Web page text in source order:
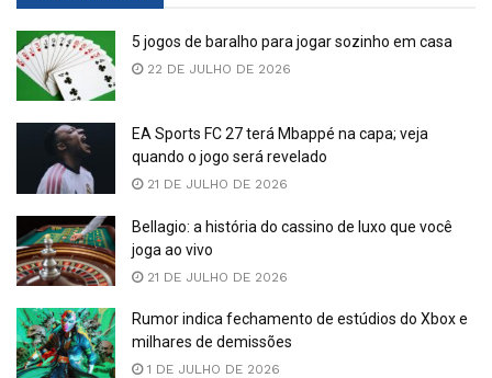
5 jogos de baralho para jogar sozinho em casa
22 DE JULHO DE 2026
EA Sports FC 27 terá Mbappé na capa; veja
quando o jogo será revelado
21 DE JULHO DE 2026
Bellagio: a história do cassino de luxo que você
joga ao vivo
21 DE JULHO DE 2026
Rumor indica fechamento de estúdios do Xbox e
milhares de demissões
1 DE JULHO DE 2026